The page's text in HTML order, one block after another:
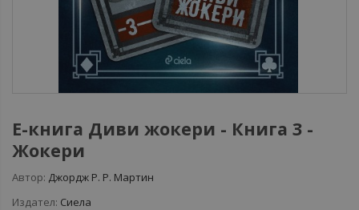
Е-книга Диви жокери - Книга 3 -
Жокери
Автор: Джордж Р. Р. Мартин
Издател: Сиела